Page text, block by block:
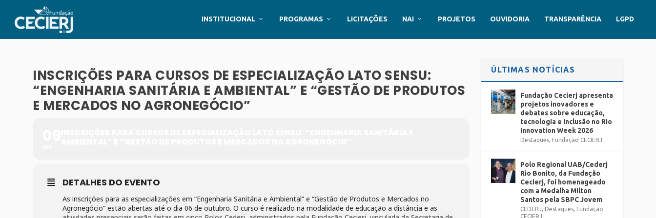
INSTITUCIONAL PROGRAMAS LICITAÇÕES NAI PROJETOS OUVIDORIA TRANSPARÊNCIA LGPD
INSCRIÇÕES PARA CURSOS DE ESPECIALIZAÇÃO LATO SENSU:
“ENGENHARIA SANITÁRIA E AMBIENTAL” E “GESTÃO DE PRODUTOS
E MERCADOS NO AGRONEGÓCIO”
DETALHES DO EVENTO
As inscrições para as especializações em “Engenharia Sanitária e Ambiental” e “Gestão de Produtos e Mercados no
Agronegócio” estão abertas até o dia 06 de outubro. O curso é realizado na modalidade de educação a distância e as
ÚLTIMAS NOTÍCIAS
Fundação Cecierj apresenta
projetos inovadores e
debates sobre educação,
tecnologia e inclusão no Rio
Innovation Week 2026
Destaques, Fundação CECIERJ
Polo Regional UAB/Cederj
Rio Bonito, da Fundação
Cecierj, foi homenageado
com a Medalha Milton
Santos pela SBPC Jovem
CEDERJ, Destaques, Fundação
CECIERJ